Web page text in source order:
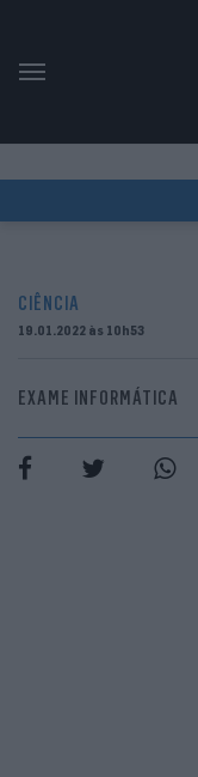
CIÊNCIA
19.01.2022 às 10h53
EXAME INFORMÁTICA